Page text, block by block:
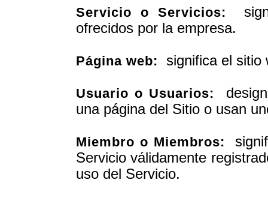
Servicio o Servicios:
ofrecidos por la empresa.
Página web: significa el sitio
Usuario o Usuarios:
una página del Sitio o usan
Miembro o Miembros:
Servicio válidamente
uso del Servicio.